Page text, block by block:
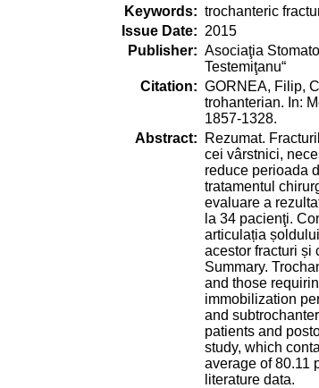
Keywords: trochanteric
Issue Date: 2015
Publisher: Asociaţia
Testemiţanu“
Citation: GORNEA, Filip,
trohanterian. In:
1857-1328.
Abstract:
Rezumat.
cei vârstnici,
reduce perioada
tratamentul
evaluare a
la 34 pacienţi.
articulația
acestor fracturi și
Summary.
and those
immobilization
and
patients and
study, which
average of 80.11
literature data.